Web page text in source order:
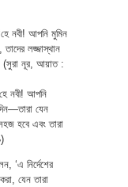
নবী! আপনি মুমিন
তাদের লজ্জাস্থান
(সুরা নূর, আয়াত :
নবী! আপনি
যেন
হবে এবং তারা
‘এ নির্দেশের
যেন তারা